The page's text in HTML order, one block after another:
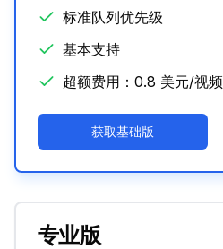
标准队列优先级
基本支持
超额费用：0.8 美元/视频
获取基础版
专业版